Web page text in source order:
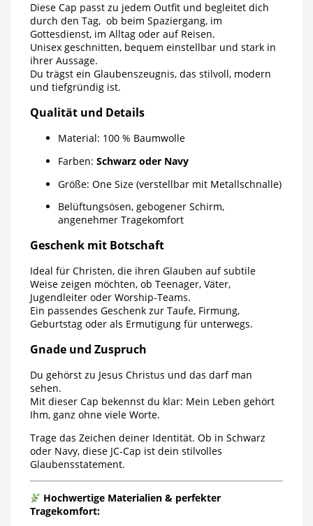
Diese Cap passt zu jedem Outfit und begleitet dich
durch den Tag, ob beim Spaziergang, im
Gottesdienst, im Alltag oder auf Reisen.
Unisex geschnitten, bequem einstellbar und stark in
ihrer Aussage.
Du trägst ein Glaubenszeugnis, das stilvoll, modern
und tiefgründig ist.
Qualität und Details
Material: 100 % Baumwolle
Farben: Schwarz oder Navy
Größe: One Size (verstellbar mit Metallschnalle)
Belüftungsösen, gebogener Schirm,
angenehmer Tragekomfort
Geschenk mit Botschaft
Ideal für Christen, die ihren Glauben auf subtile
Weise zeigen möchten, ob Teenager, Väter,
Jugendleiter oder Worship-Teams.
Ein passendes Geschenk zur Taufe, Firmung,
Geburtstag oder als Ermutigung für unterwegs.
Gnade und Zuspruch
Du gehörst zu Jesus Christus und das darf man
sehen.
Mit dieser Cap bekennst du klar: Mein Leben gehört
Ihm, ganz ohne viele Worte.
Trage das Zeichen deiner Identität. Ob in Schwarz
oder Navy, diese JC-Cap ist dein stilvolles
Glaubensstatement.
Hochwertige Materialien & perfekter
Tragekomfort: